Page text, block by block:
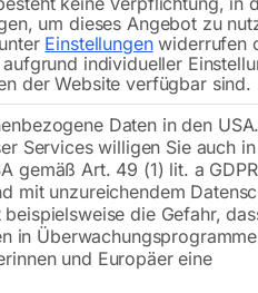
– 1000 mm
zzgl.Versandkosten
ca. 3 – 5 Werktage
Standard (Österreich):€
beachten Sie: Die Versandkosten
um dieses Angebot zu
Einstellungenwiderrufen
individueller
der Website verfügbar sind.
Daten in den
Services willigen Sie auch
gemäß Art. 49 (1) lit. a
mit unzureichendem
die Gefahr,
in
und Europäer eine